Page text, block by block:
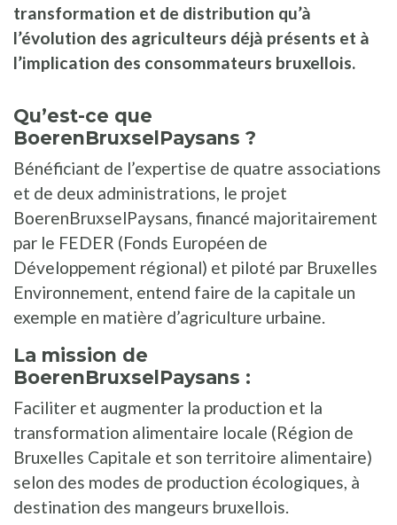
transformation et de distribution qu’à
l’évolution des agriculteurs déjà présents et à
l’implication des consommateurs bruxellois.
Qu’est-ce que
BoerenBruxselPaysans ?
Bénéficiant de l’expertise de quatre associations
et de deux administrations, le projet
BoerenBruxselPaysans, financé majoritairement
par le FEDER (Fonds Européen de
Développement régional) et piloté par Bruxelles
Environnement, entend faire de la capitale un
exemple en matière d’agriculture urbaine.
La mission de
BoerenBruxselPaysans :
Faciliter et augmenter la production et la
transformation alimentaire locale (Région de
Bruxelles Capitale et son territoire alimentaire)
selon des modes de production écologiques, à
destination des mangeurs bruxellois.